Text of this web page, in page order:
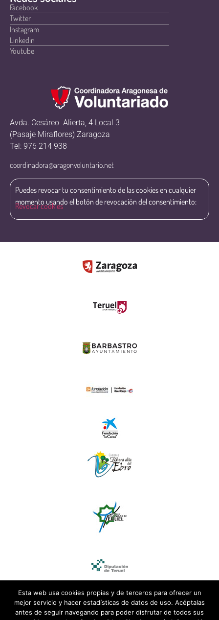
Facebook
Twitter
Instagram
Linkedin
Youtube
Avda. Cesáreo Alierta, 4 Local 3
(Pasaje Miraflores) Zaragoza
Tel: 976 214 938
coordinadora@aragonvoluntario.net
Puedes revocar tu consentimiento de las cookies en cualquier
momento usando el botón de revocación del consentimiento:
Revocar cookies
Esta web usa cookies propias y de terceros para ofrecer un
mejor servicio y hacer estadísticas de datos de uso. Acéptalas
antes de seguir navegando para poder disfrutar de todos sus